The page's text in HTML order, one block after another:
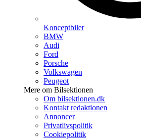
Konceptbiler
BMW
Audi
Ford
Porsche
Volkswagen
Peugeot
Mere om Bilsektionen
Om bilsektionen.dk
Kontakt redaktionen
Annoncer
Privatlivspolitik
Cookiepolitik